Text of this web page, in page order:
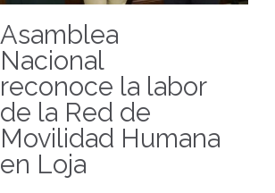
Asamblea
Nacional
reconoce la labor
de la Red de
Movilidad Humana
en Loja